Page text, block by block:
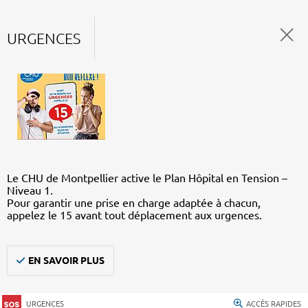
URGENCES
Le CHU de Montpellier active le Plan Hôpital en Tension –
Niveau 1.
Pour garantir une prise en charge adaptée à chacun,
appelez le 15 avant tout déplacement aux urgences.
EN SAVOIR PLUS
URGENCES ACCÈS RAPIDES